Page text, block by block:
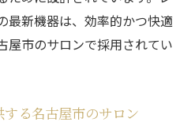
最新機器は、効率的かつ快適
屋市のサロンで採用されてい
る名古屋市のサロン